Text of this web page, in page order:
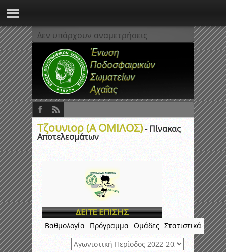
Δεν υπάρχουν αναμετρήσεις
Τζουνιορ (Α ΟΜΙΛΟΣ)- Πίνακας
Αποτελεσμάτων
ΔΕΙΤΕ ΕΠΙΣΗΣ
Βαθμολογία Πρόγραμμα Ομάδες Στατιστικά